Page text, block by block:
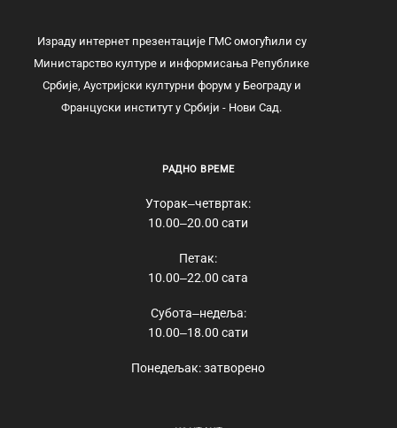
Израду интернет презентације ГМС омогућили су
Министарство културе и информисања Републике
Србије, Аустријски културни форум у Београду и
Француски институт у Србији - Нови Сад.
РАДНО ВРЕМЕ
Уторак‒четвртак:
10.00‒20.00 сати
Петак:
10.00‒22.00 сата
Субота‒недеља:
10.00‒18.00 сати
Понедељак: затворено